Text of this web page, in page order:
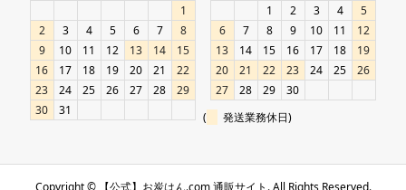
1
2
3 4 5 6 7
8
9
10 11 12 13 14
15
16
17 18 19 20 21
22
23
24 25 26 27 28
29
30
31
1
2 3 4
5
6
7 8 9 10 11
12
13
14 15 16 17 18
19
20
21 22 23 24 25
26
27
28 29
30
(
発送業務休日)
Copyright ©【公式】お炭はん.com 通販サイト. All Rights Reserved.